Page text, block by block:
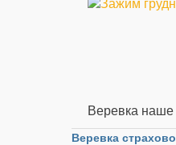
Веревка наше
Веревка